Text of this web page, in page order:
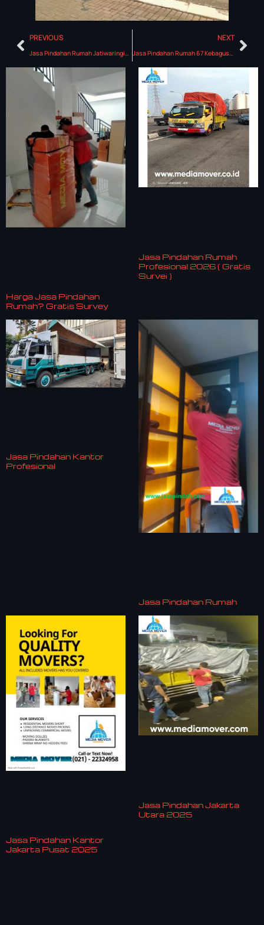
PREVIOUS
Jasa Pindahan Rumah Jatiwaringin Asri
NEXT
Jasa Pindahan Rumah 67 Kebagusan
Harga Jasa Pindahan
Rumah? Gratis Survey
Jasa Pindahan Rumah
Profesional 2026 ( Gratis
Survei )
Jasa Pindahan Kantor
Profesional
Jasa Pindahan Rumah
Jasa Pindahan Kantor
Jakarta Pusat 2025
Jasa Pindahan Jakarta
Utara 2025